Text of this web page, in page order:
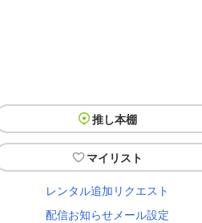
推し本棚
マイリスト
レンタル追加リクエスト
配信お知らせメール設定